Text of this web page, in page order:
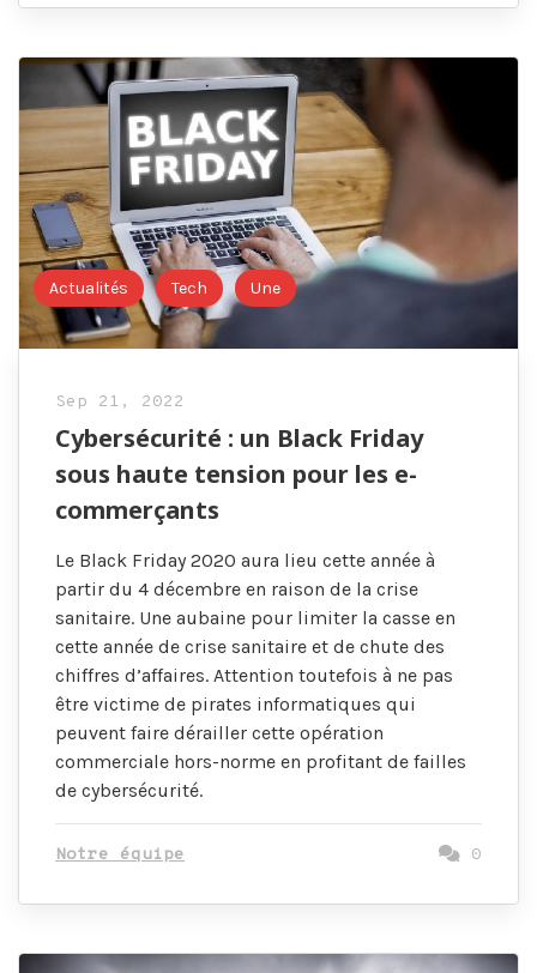
Actualités Tech Une
Sep 21, 2022
Cybersécurité : un Black Friday
sous haute tension pour les e-
commerçants
Le Black Friday 2020 aura lieu cette année à
partir du 4 décembre en raison de la crise
sanitaire. Une aubaine pour limiter la casse en
cette année de crise sanitaire et de chute des
chiffres d’affaires. Attention toutefois à ne pas
être victime de pirates informatiques qui
peuvent faire dérailler cette opération
commerciale hors-norme en profitant de failles
de cybersécurité.
Notre équipe 0